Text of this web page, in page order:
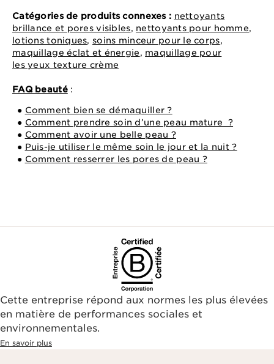
Catégories de produits connexes : nettoyants
brillance et pores visibles, nettoyants pour homme,
lotions toniques, soins minceur pour le corps,
maquillage éclat et énergie, maquillage pour
les yeux texture crème
FAQ beauté:
● Comment bien se démaquiller ?
● Comment prendre soin d’une peau mature ?
● Comment avoir une belle peau ?
● Puis-je utiliser le même soin le jour et la nuit ?
● Comment resserrer les pores de peau ?
Cette entreprise répond aux normes les plus élevées
en matière de performances sociales et
environnementales.​
En savoir plus